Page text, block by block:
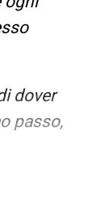
dover
passo,